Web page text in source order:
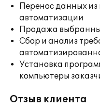
Перенос данных
автоматизации
Продажа
Сбор и анализ
Установка
компьютеры
Отзыв клиента